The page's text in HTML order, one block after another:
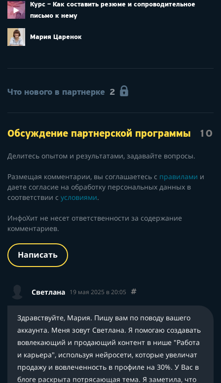
Курс – Как составить резюме и сопроводительное
письмо к нему
Мария Царенок
Что нового в партнерке 2
Обсуждение партнерской программы 10
Делитесь опытом и результатами, задавайте вопросы.
Размещая комментарии, вы соглашаетесь с правилами и
даете согласие на обработку персональных данных в
соответствии с условиями.
ИнфоХит не несет ответственности за содержание
комментариев.
Написать
Светлана 19 мая 2025 в 20:05
Здравствуйте, Мария. Пишу вам по поводу вашего
аккаунта. Меня зовут Светлана. Я помогаю создавать
вовлекающий и продающий контент в нише "Работа
и карьера", используя нейросети, которые увеличат
продажу и вовлеченность в профиле на 30%. У Вас в
блоге раскрыта потрясающая тема. Я заметила, что